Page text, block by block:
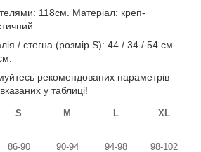
118см. Матеріал: креп-
/ стегна (розмір S): 44 / 34 / 54 см.
рекомендованих параметрів
вказаних у таблиці!
S M L XL
86-90 90-94 94-98 98-102